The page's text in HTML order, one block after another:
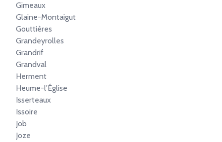
Gimeaux
Glaine-Montaigut
Gouttières
Grandeyrolles
Grandrif
Grandval
Herment
Heume-l'Église
Isserteaux
Issoire
Job
Joze